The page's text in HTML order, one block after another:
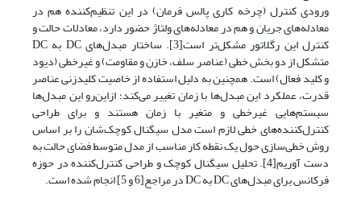
ورودی کنترل (چرخه کاری پالس فرمان) در این تنظیم‌کننده هم در
معادله‌های جریان و هم در معادله‌های ولتاژ حضور دارد، معادلات حالت و
کنترل این رگلاتور مشکل‌تر است[3]. ساختار مبدل‌های DC به DC
متشکل از دو بخش خطی (عناصر سلف، خازن و مقاومت) و غیرخطی (دیود
و کلید فعال) است. همچنین به دلیل استفاده از خاصیت کلید‌زنی عناصر
قدرت، عملکرد این مبدل‌ها با زمان تغییر می‌کند؛ ازاین‌رو این مبدل‌ها
سیستم‌هایی غیرخطی و متغیر با زمان هستند و برای طراحی
کنترل‌کننده‌های خطی لازم است مدل سیگنال کوچک‌شان را بر اساس
روش خطی‌سازی حول یک نقطه کار مناسب از مدل متوسط فضای حالت به
دست آوریم[4]. تحلیل سیگنال کوچک و طراحی کنترل‌کننده در حوزه
فرکانس برای مبدل‌های DC به DC در مراجع[6 و 5] انجام شده است.